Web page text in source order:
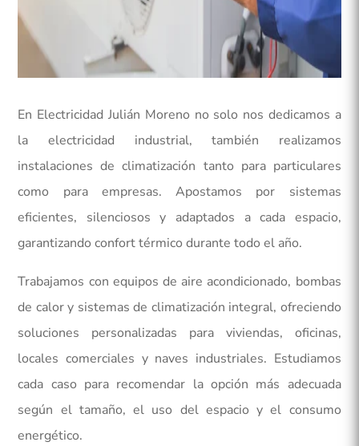
En Electricidad Julián Moreno no solo nos dedicamos a
la electricidad industrial, también realizamos
instalaciones de climatización tanto para particulares
como para empresas. Apostamos por sistemas
eficientes, silenciosos y adaptados a cada espacio,
garantizando confort térmico durante todo el año.
Trabajamos con equipos de aire acondicionado, bombas
de calor y sistemas de climatización integral, ofreciendo
soluciones personalizadas para viviendas, oficinas,
locales comerciales y naves industriales. Estudiamos
cada caso para recomendar la opción más adecuada
según el tamaño, el uso del espacio y el consumo
energético.